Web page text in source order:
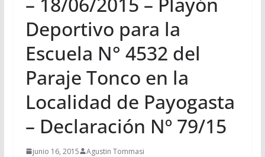
Deportivo para la
Escuela N° 4532 del
Paraje Tonco en la
Localidad de Payogasta
– Declaración Nº 79/15
junio 16, 2015 Agustin Tommasi